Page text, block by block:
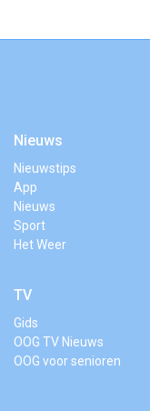
Nieuws
Nieuwstips
App
Nieuws
Sport
Het Weer
TV
Gids
OOG TV Nieuws
OOG voor senioren